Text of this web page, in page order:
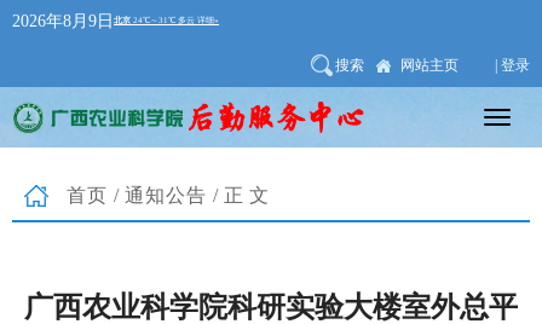
2026年8月9日
搜索 网站主页 | 登录
首页 / 通知公告 /正文
广西农业科学院科研实验大楼室外总平